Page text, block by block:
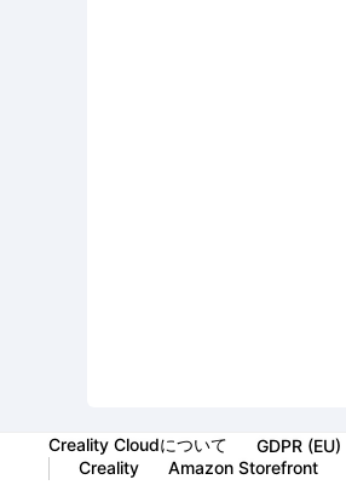
Creality Cloudについて GDPR (EU)
Creality
Amazon Storefront